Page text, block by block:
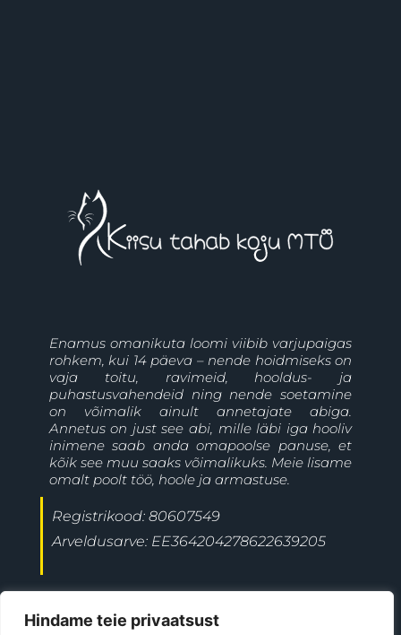
Hindame teie privaatsust
Enamus omanikuta loomi viibib varjupaigas
rohkem, kui 14 päeva – nende hoidmiseks on
vaja toitu, ravimeid, hooldus- ja
puhastusvahendeid ning nende soetamine
on võimalik ainult annetajate abiga.
Annetus on just see abi, mille läbi iga hooliv
inimene saab anda omapoolse panuse, et
kõik see muu saaks võimalikuks. Meie lisame
omalt poolt töö, hoole ja armastuse.
Registrikood: 80607549
Arveldusarve: EE364204278622639205
ave@kiisutahabkoju.ee